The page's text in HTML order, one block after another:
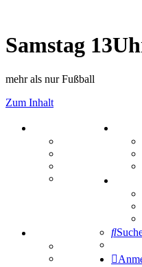
Samstag
mehr als nur Fußball
Zum Inhalt
Mastodon
Tipprunde
Comunio